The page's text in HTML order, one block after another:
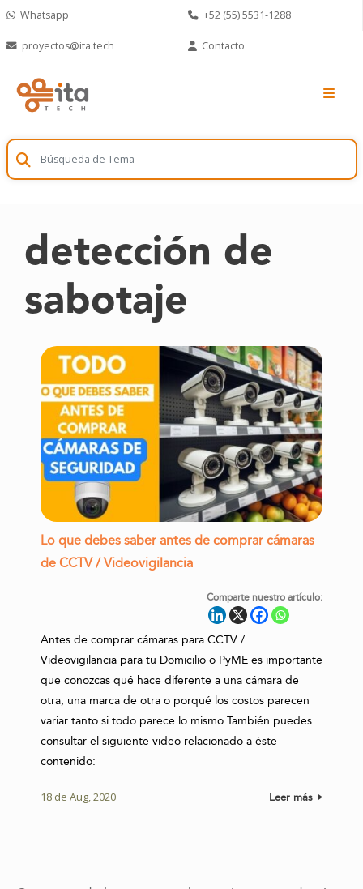
Whatsapp +52 (55) 5531-1288
proyectos@ita.tech Contacto
detección de
sabotaje
Lo que debes saber antes de comprar cámaras
de CCTV / Videovigilancia
Comparte nuestro artículo:
Antes de comprar cámaras para CCTV /
Videovigilancia para tu Domicilio o PyME es importante
que conozcas qué hace diferente a una cámara de
otra, una marca de otra o porqué los costos parecen
variar tanto si todo parece lo mismo.También puedes
consultar el siguiente video relacionado a éste
contenido:
18 de Aug, 2020 Leer más